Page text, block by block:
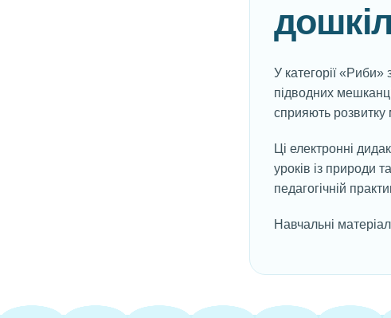
У категорії «Риби»
підводних
сприяють розвитку
Ці електронні
уроків із природи
педагогічній
Навчальні